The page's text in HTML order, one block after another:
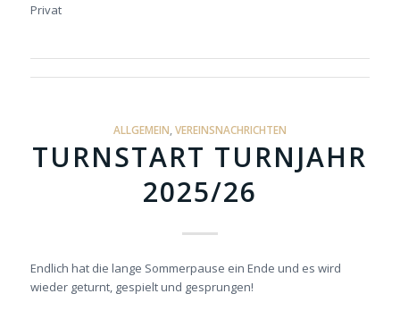
Privat
ALLGEMEIN VEREINSNACHRICHTEN
TURNSTART TURNJAHR
2025/26
Endlich hat die lange Sommerpause ein Ende und es wird
wieder geturnt, gespielt und gesprungen!